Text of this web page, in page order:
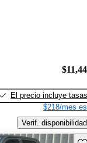
El precio incluye tasas
$218/mes
Verif. disponibilidad